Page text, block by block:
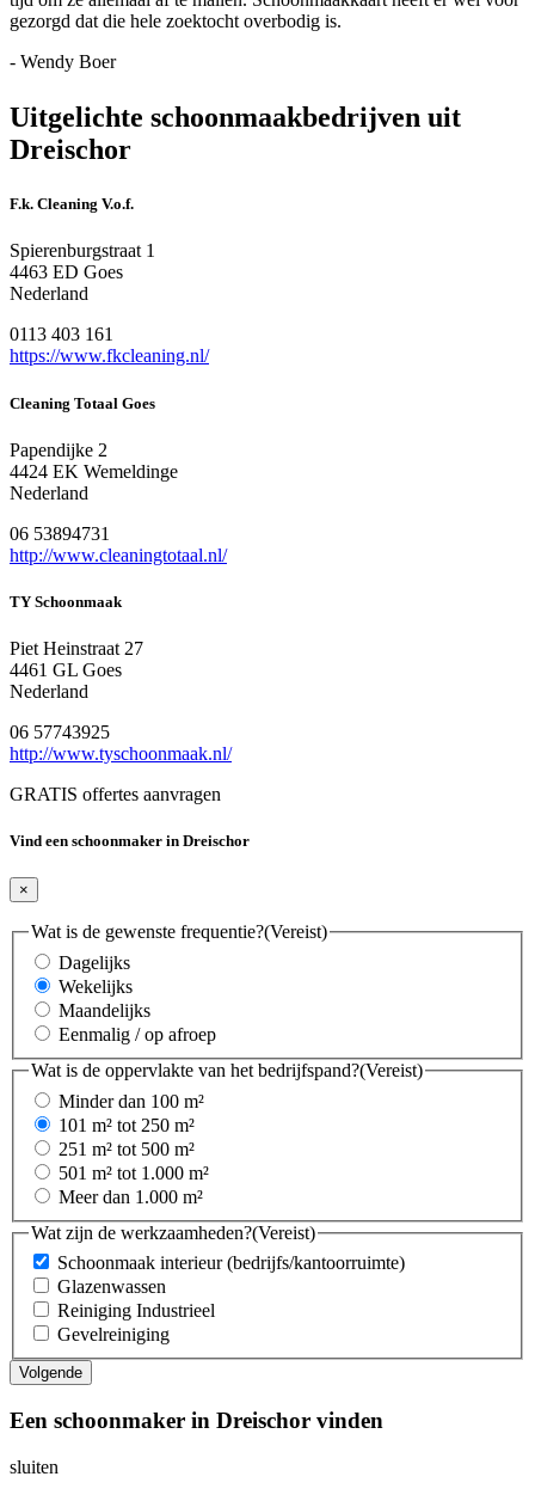
gezorgd dat die hele zoektocht overbodig is.
- Wendy Boer
Uitgelichte schoonmaakbedrijven uit
Dreischor
F.k. Cleaning V.o.f.
Spierenburgstraat 1
4463 ED Goes
Nederland
0113 403 161
https://www.fkcleaning.nl/
Cleaning Totaal Goes
Papendijke 2
4424 EK Wemeldinge
Nederland
06 53894731
http://www.cleaningtotaal.nl/
TY Schoonmaak
Piet Heinstraat 27
4461 GL Goes
Nederland
06 57743925
http://www.tyschoonmaak.nl/
GRATIS offertes aanvragen
Vind een schoonmaker in Dreischor
×
Wat is de gewenste frequentie?(Vereist)
Dagelijks
Wekelijks
Maandelijks
Eenmalig / op afroep
Wat is de oppervlakte van het bedrijfspand?(Vereist)
Minder dan 100 m²
101 m² tot 250 m²
251 m² tot 500 m²
501 m² tot 1.000 m²
Meer dan 1.000 m²
Wat zijn de werkzaamheden?(Vereist)
Schoonmaak interieur (bedrijfs/kantoorruimte)
Glazenwassen
Reiniging Industrieel
Gevelreiniging
Een schoonmaker in Dreischor vinden
sluiten